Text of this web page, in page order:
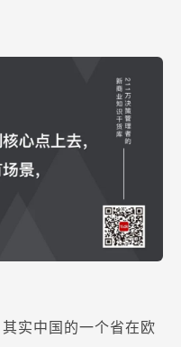
实中国的一个省在欧